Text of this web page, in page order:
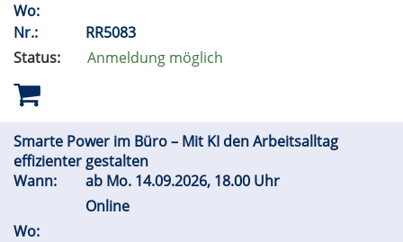
Wo:
Nr.:
RR5083
Status:
Anmeldung möglich
Smarte Power im Büro – Mit KI den Arbeitsalltag
effizienter gestalten
Wann:
ab Mo. 14.09.2026, 18.00 Uhr
Online
Wo: